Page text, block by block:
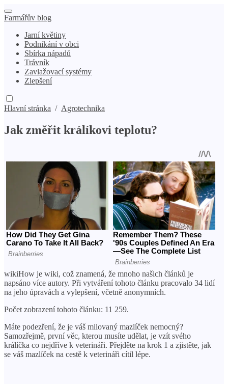
Farmářův blog
Jarní květiny
Podnikání v obci
Sbírka nápadů
Trávník
Zavlažovací systémy
Zlepšení
Hlavní stránka / Agrotechnika
Jak změřit králíkovi teplotu?
wikiHow je wiki, což znamená, že mnoho našich článků je
napsáno více autory. Při vytváření tohoto článku pracovalo 34 lidí
na jeho úpravách a vylepšení, včetně anonymních.
Počet zobrazení tohoto článku: 11 259.
Máte podezření, že je váš milovaný mazlíček nemocný?
Samozřejmě, první věc, kterou musíte udělat, je vzít svého
králíčka co nejdříve k veterináři. Přejděte na krok 1 a zjistěte, jak
se váš mazlíček na cestě k veterináři cítil lépe.